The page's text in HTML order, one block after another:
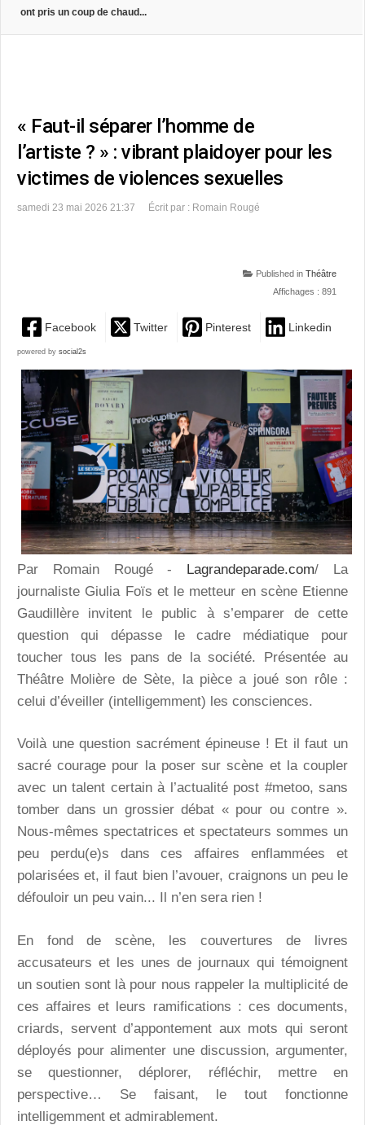
ont pris un coup de chaud...
« Faut-il séparer l’homme de
l’artiste ? » : vibrant plaidoyer pour les
victimes de violences sexuelles
samedi 23 mai 2026 21:37 Écrit par : Romain Rougé
Published in Théâtre
Affichages : 891
Facebook Twitter Pinterest Linkedin
powered by social2s
Par Romain Rougé - Lagrandeparade.com/ La
journaliste Giulia Foïs et le metteur en scène Etienne
Gaudillère invitent le public à s’emparer de cette
question qui dépasse le cadre médiatique pour
toucher tous les pans de la société. Présentée au
Théâtre Molière de Sète, la pièce a joué son rôle :
celui d’éveiller (intelligemment) les consciences.
Voilà une question sacrément épineuse ! Et il faut un
sacré courage pour la poser sur scène et la coupler
avec un talent certain à l’actualité post #metoo, sans
tomber dans un grossier débat « pour ou contre ».
Nous-mêmes spectatrices et spectateurs sommes un
peu perdu(e)s dans ces affaires enflammées et
polarisées et, il faut bien l’avouer, craignons un peu le
défouloir un peu vain... Il n’en sera rien !
En fond de scène, les couvertures de livres
accusateurs et les unes de journaux qui témoignent
un soutien sont là pour nous rappeler la multiplicité de
ces affaires et leurs ramifications : ces documents,
criards, servent d’appontement aux mots qui seront
déployés pour alimenter une discussion, argumenter,
se questionner, déplorer, réfléchir, mettre en
perspective… Se faisant, le tout fonctionne
intelligemment et admirablement.